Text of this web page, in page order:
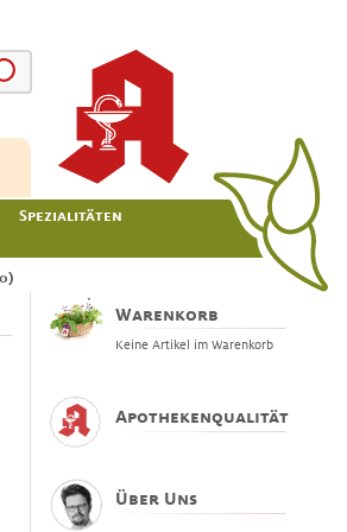
Spezialitäten
Warenkorb
Keine Artikel im Warenkorb
Apothekenqualität
Über Uns